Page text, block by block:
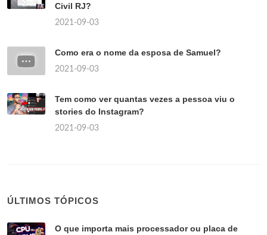
Civil RJ?
2021-09-03
Como era o nome da esposa de Samuel?
2021-09-03
Tem como ver quantas vezes a pessoa viu o
stories do Instagram?
2021-09-03
ÚLTIMOS TÓPICOS
O que importa mais processador ou placa de